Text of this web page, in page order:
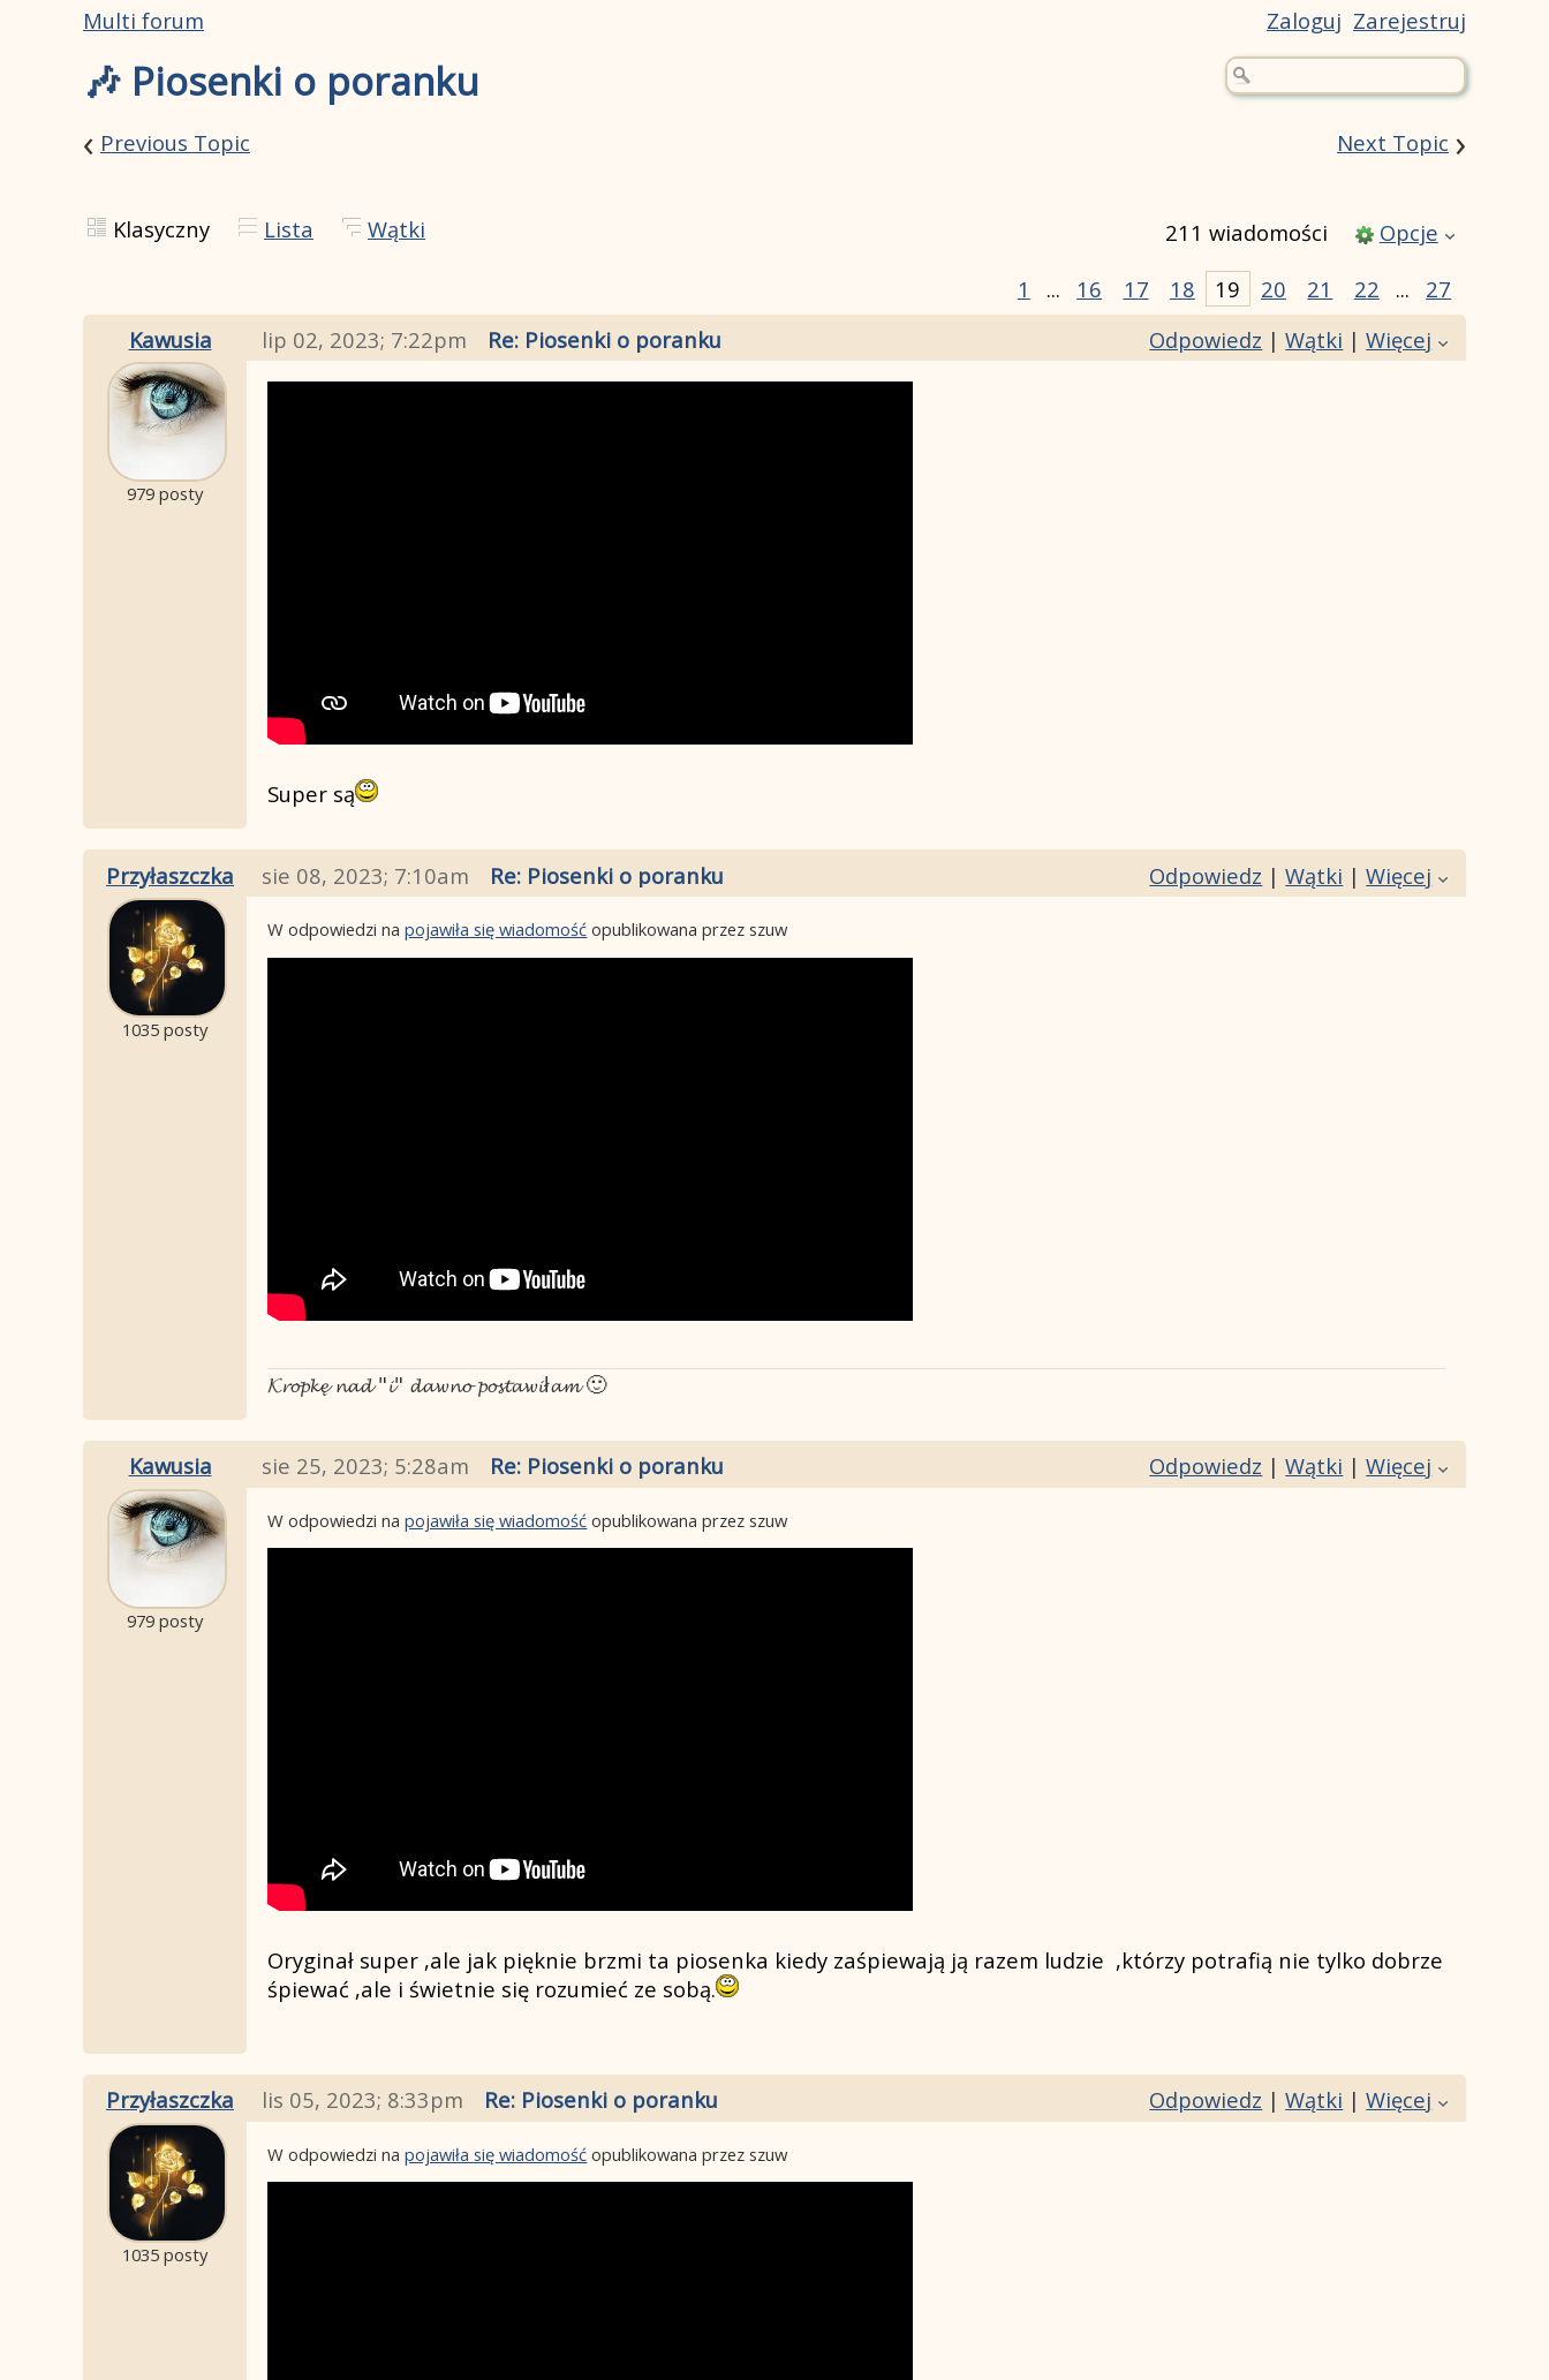
Multi forum Zaloguj Zarejestruj
🎶 Piosenki o poranku
‹ Previous Topic Next Topic ›
Klasyczny Lista Wątki 211 wiadomości
Opcje
1
... 16 17 18 19 20 21 22 ...
27
Kawusia
Odpowiedz |Wątki |Więcej
lip 02, 2023; 7:22pm Re: Piosenki o poranku
979 posty
Super są
Przyłaszczka Odpowiedz |Wątki |Więcej
sie 08, 2023; 7:10am Re: Piosenki o poranku
1035 posty
W odpowiedzi napojawiła się wiadomość opublikowana przez szuw
𝓚𝓻𝓸𝓹𝓴𝓮̨ 𝓷𝓪𝓭 "𝓲" 𝓭𝓪𝔀𝓷𝓸 𝓹𝓸𝓼𝓽𝓪𝔀𝓲ł𝓪𝓶 🙂
Kawusia Odpowiedz |Wątki |Więcej
sie 25, 2023; 5:28am Re: Piosenki o poranku
979 posty
W odpowiedzi napojawiła się wiadomość opublikowana przez szuw
Oryginał super ,ale jak pięknie brzmi ta piosenka kiedy zaśpiewają ją razem ludzie ,którzy potrafią nie tylko dobrze
śpiewać ,ale i świetnie się rozumieć ze sobą.
Przyłaszczka Odpowiedz |Wątki |Więcej
lis 05, 2023; 8:33pm Re: Piosenki o poranku
1035 posty
W odpowiedzi napojawiła się wiadomość opublikowana przez szuw